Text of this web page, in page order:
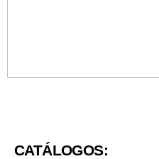
CATÁLOGOS: